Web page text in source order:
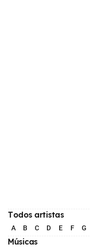
Todos artistas
A B C D E F G
Músicas